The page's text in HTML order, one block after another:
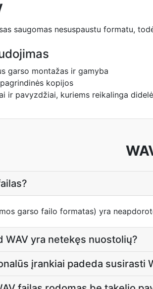
saugomas nesuspaustu formatu,
garso montažas ir gamyba
kopijos
ir pavyzdžiai, kuriems reikalinga
garso failo formatas) yra
WAV yra netekęs nuostolių?
įrankiai padeda susirasti